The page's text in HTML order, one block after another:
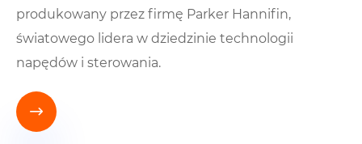
produkowany przez firmę Parker Hannifin,
światowego lidera w dziedzinie technologii
napędów i sterowania.
